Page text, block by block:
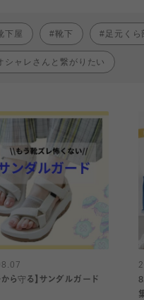
下屋 靴下 足元くら
シャレさんと繋がりたい
から守る】サンダルガード